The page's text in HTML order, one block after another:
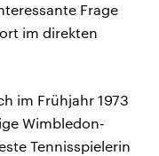
Frage
im direkten
im Frühjahr 1973
Wimbledon-
Tennisspielerin